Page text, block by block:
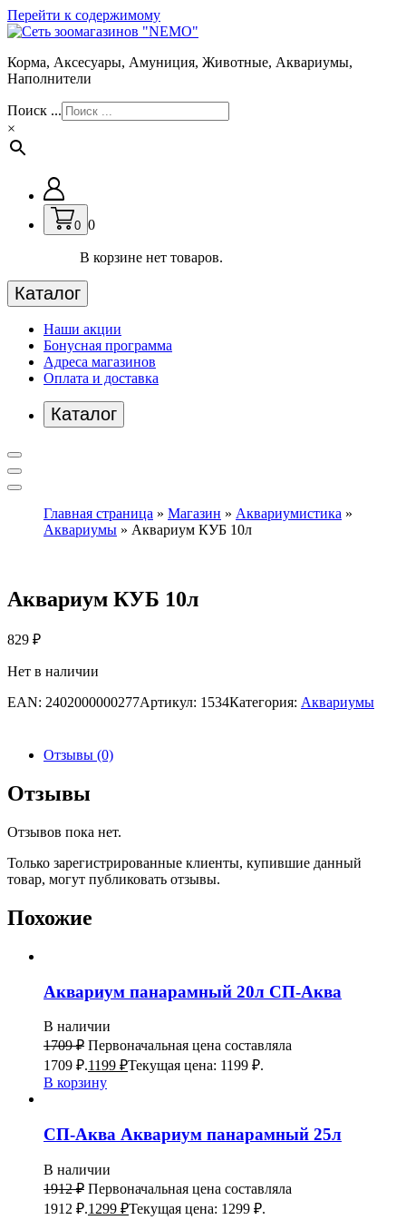
Перейти к содержимому
Корма, Аксесуары, Амуниция, Животные, Аквариумы,
Наполнители
Поиск ...
×
0 0
В корзине нет товаров.
Каталог
Наши акции
Бонусная программа
Адреса магазинов
Оплата и доставка
Каталог
Главная страница » Магазин » Аквариумистика »
Аквариумы » Аквариум КУБ 10л
Аквариум КУБ 10л
829 ₽
Нет в наличии
EAN: 2402000000277Артикул: 1534Категория: Аквариумы
Отзывы (0)
Отзывы
Отзывов пока нет.
Только зарегистрированные клиенты, купившие данный
товар, могут публиковать отзывы.
Похожие
Аквариум панарамный 20л СП-Аква
В наличии
1709₽ Первоначальная цена составляла
1709 ₽.1199 ₽Текущая цена: 1199 ₽.
В корзину
СП-Аква Аквариум панарамный 25л
В наличии
1912₽ Первоначальная цена составляла
1912 ₽.1299 ₽Текущая цена: 1299 ₽.